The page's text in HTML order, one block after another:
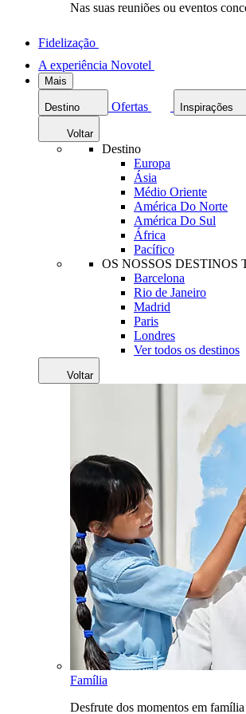
Nas suas reuniões ou eventos
Fidelização
A experiência Novotel
Mais
Destino Ofertas Inspirações
Voltar
Destino
Europa
Ásia
Médio Oriente
América Do Norte
América Do Sul
África
Pacífico
OS NOSSOS DESTINOS
Barcelona
Rio de Janeiro
Madrid
Paris
Londres
Ver todos os destinos
Voltar
Família
Desfrute dos momentos em